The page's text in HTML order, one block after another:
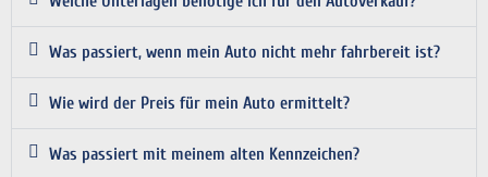
Was passiert, wenn mein Auto nicht mehr fahrbereit ist?
Wie wird der Preis für mein Auto ermittelt?
Was passiert mit meinem alten Kennzeichen?